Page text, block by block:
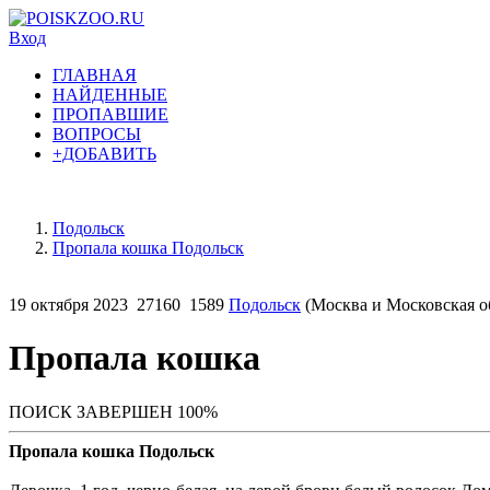
Вход
ГЛАВНАЯ
НАЙДЕННЫЕ
ПРОПАВШИЕ
ВОПРОСЫ
+ДОБАВИТЬ
Подольск
Пропала кошка Подольск
19 октября 2023 27160 1589 Подольск (Москва и Московская
Пропала кошка
ПОИСК ЗАВЕРШЕН 100%
Пропала кошка Подольск